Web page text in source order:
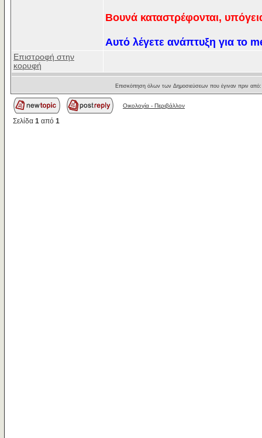
Βουνά καταστρέφονται,
Αυτό λέγετε ανάπτυξη για το
Επιστροφή στην
κορυφή
Επισκόπηση όλων των Δημοσιεύσεων που έγιναν πριν
Οικολογία - Περιβάλλον
Σελίδα 1 από 1